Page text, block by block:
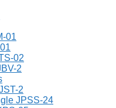
01
02
2
2
JPSS-24